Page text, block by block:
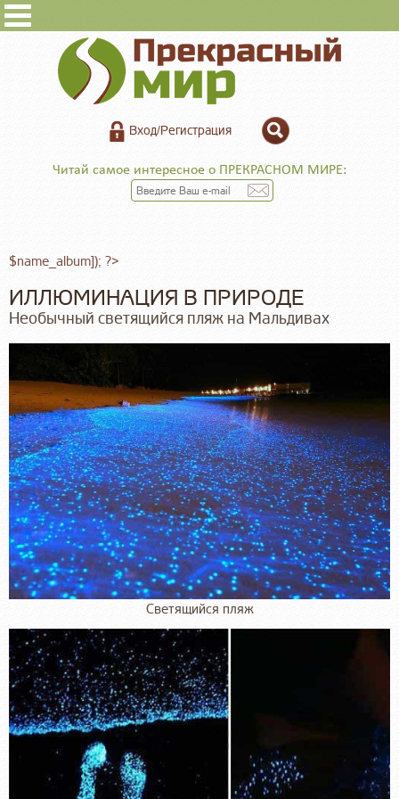
Вход/Регистрация
Читай самое интересное о ПРЕКРАСНОМ МИРЕ:
$name_album]); ?>
ИЛЛЮМИНАЦИЯ В ПРИРОДЕ
Необычный светящийся пляж на Мальдивах
Светящийся пляж